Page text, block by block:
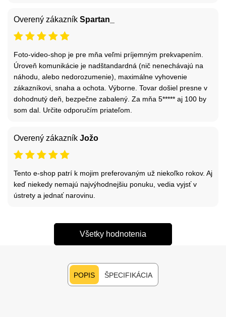
Overený zákazník Spartan_
Foto-video-shop je pre mňa veľmi príjemným prekvapením.
Úroveň komunikácie je nadštandardná (nič nenechávajú na
náhodu, alebo nedorozumenie), maximálne vyhovenie
zákazníkovi, snaha a ochota. Výborne. Tovar došiel presne v
dohodnutý deň, bezpečne zabalený. Za mňa 5***** aj 100 by
som dal. Určite odporučím priateľom.
Overený zákazník Jožo
Tento e-shop patrí k mojim preferovaným už niekoľko rokov. Aj
keď niekedy nemajú najvýhodnejšiu ponuku, vedia vyjsť v
ústrety a jednať narovinu.
Všetky hodnotenia
POPIS ŠPECIFIKÁCIA